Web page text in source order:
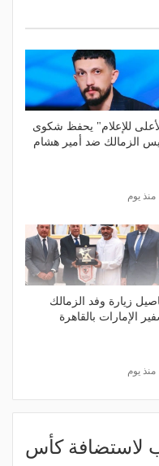
للإعلام" يحفظ شكوى
الزمالك ضد أمير هشام
منذ يوم
زيارة وفد الزمالك
الإمارات بالقاهرة
منذ يوم
لاستضافة كأس